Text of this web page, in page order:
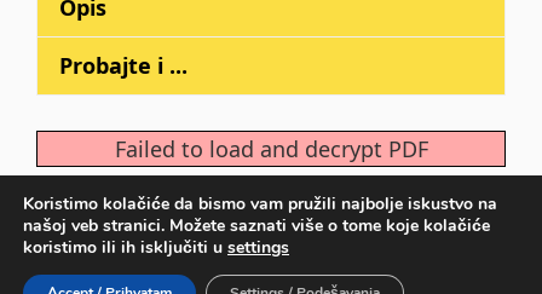
Opis
Probajte i ...
Failed to load and decrypt PDF
Primary
Sidebar
COPYRIGHT © 2026 ·DEVKIT PARALLAXON
Koristimo kolačiće da bismo vam pružili najbolje iskustvo na
našoj veb stranici. Možete saznati više o tome koje kolačiće
koristimo ili ih isključiti u settings